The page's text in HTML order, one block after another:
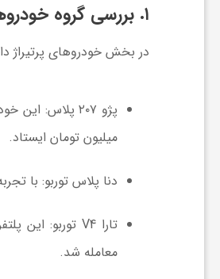
۱. بررسی گروه خودروهای داخلی
در بخش خودروهای پرتیراژ
پژو ۲۰۷ پلاس: این
میلیون تومان ایستاد.
دنا پلاس توربو:با تجربه افت جزئی ۰.۹۵
تارا V4 توربو: این پلتفرم نیز با
معامله شد.